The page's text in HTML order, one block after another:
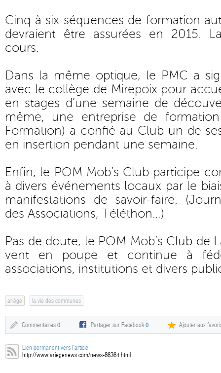
Cinq à six séquences de formation
devraient être assurées en 2015.
cours.
Dans la même optique, le PMC a
avec le collège de Mirepoix pour
en stages d’une semaine de
même, une entreprise de
Formation) a confié au Club un de
en insertion pendant une semaine.
Enfin, le POM Mob’s Club participe
à divers événements locaux par le
manifestations de savoir-faire.
des Associations, Téléthon…)
Pas de doute, le POM Mob’s Club de
vent en poupe et continue à
associations, institutions et divers
ariège la vie des communes
Commentaires 0 Partager sur Facebook0 Ajouter aux
Lien permanent vers l'article:
http://www.ariegenews.com/news-86364.html